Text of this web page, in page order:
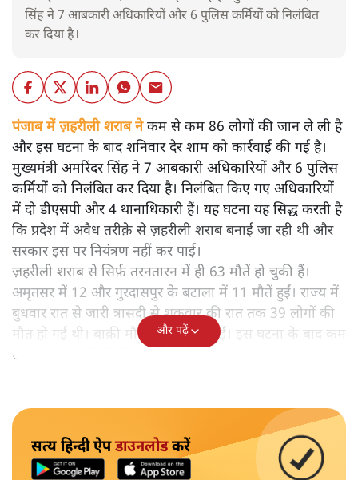
सिंह ने 7 आबकारी अधिकारियों और 6 पुलिस कर्मियों को निलंबित
कर दिया है।
पंजाब में ज़हरीली शराब नेकम से कम 86 लोगों की जान ले ली है
और इस घटना के बाद शनिवार देर शाम को कार्रवाई की गई है।
मुख्यमंत्री अमरिंदर सिंह ने 7 आबकारी अधिकारियों और 6 पुलिस
कर्मियों को निलंबित कर दिया है। निलंबित किए गए अधिकारियों
में दो डीएसपी और 4 थानाधिकारी हैं। यह घटना यह सिद्ध करती है
कि प्रदेश में अवैध तरीक़े से ज़हरीली शराब बनाई जा रही थी और
सरकार इस पर नियंत्रण नहीं कर पाई।
ज़हरीली शराब से सिर्फ़ तरनतारन में ही 63 मौतें हो चुकी हैं।
अमृतसर में 12 और गुरदासपुर के बटाला में 11 मौतें हुईं। राज्य में
बुधवार रात से जारी त्रासदी से शुक्रवार की रात तक 39 लोगों की
मौत हो गई थी। बाक़ी मौतें शनिवार को हुईं। इस घटना के बाद कम
से कम 25 लोगों की गिरफ़्तारी हुई है।
और पढ़ें
सत्य हिन्दी ऐपडाउनलोडकरें